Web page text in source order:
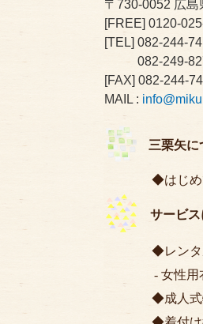
〒730-0052 広島
[FREE] 0120-
[TEL] 082-244-
082-249-
[FAX] 082-244-
MAIL :
三栗矢に
はじ
サービ
レン
女性用
成人